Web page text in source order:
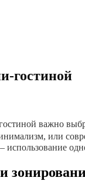
гостиной
важно
или